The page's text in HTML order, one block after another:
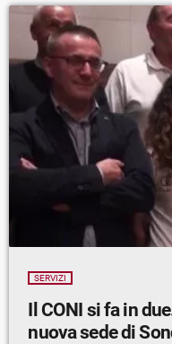
SERVIZI
Il CONI si fa in
nuova sede di